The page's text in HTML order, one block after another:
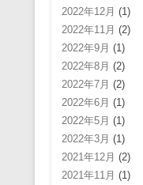
2022年12月 (1)
2022年11月 (2)
2022年9月 (1)
2022年8月 (2)
2022年7月 (2)
2022年6月 (1)
2022年5月 (1)
2022年3月 (1)
2021年12月 (2)
2021年11月 (1)